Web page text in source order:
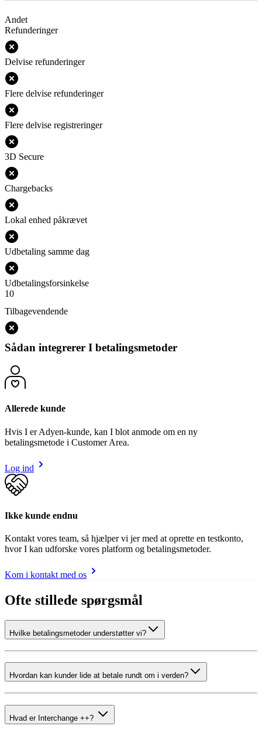
Andet
Refunderinger
Delvise refunderinger
Flere delvise refunderinger
Flere delvise registreringer
3D Secure
Chargebacks
Lokal enhed påkrævet
Udbetaling samme dag
Udbetalingsforsinkelse
10
Tilbagevendende
Sådan integrerer I betalingsmetoder
Allerede kunde
Hvis I er Adyen-kunde, kan I blot anmode om en ny
betalingsmetode i Customer Area.
Log ind
Ikke kunde endnu
Kontakt vores team, så hjælper vi jer med at oprette en testkonto,
hvor I kan udforske vores platform og betalingsmetoder.
Kom i kontakt med os
Ofte stillede spørgsmål
Hvilke betalingsmetoder understøtter vi?
Hvordan kan kunder lide at betale rundt om i verden?
Hvad er Interchange ++?